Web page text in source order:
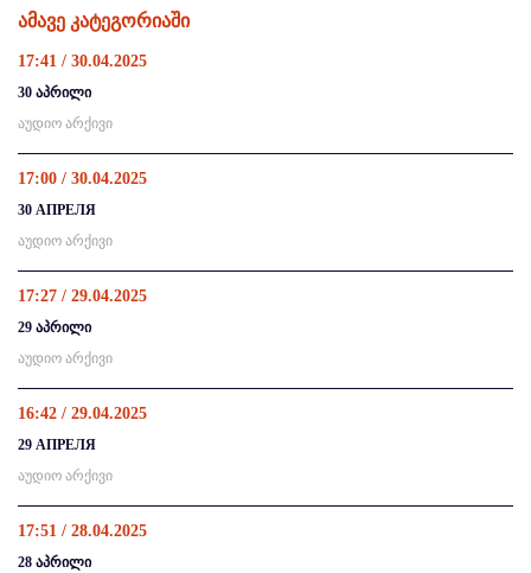
ამავე კატეგორიაში
17:41 / 30.04.2025
30 აპრილი
აუდიო არქივი
17:00 / 30.04.2025
30 АПРЕЛЯ
აუდიო არქივი
17:27 / 29.04.2025
29 აპრილი
აუდიო არქივი
16:42 / 29.04.2025
29 АПРЕЛЯ
აუდიო არქივი
17:51 / 28.04.2025
28 აპრილი